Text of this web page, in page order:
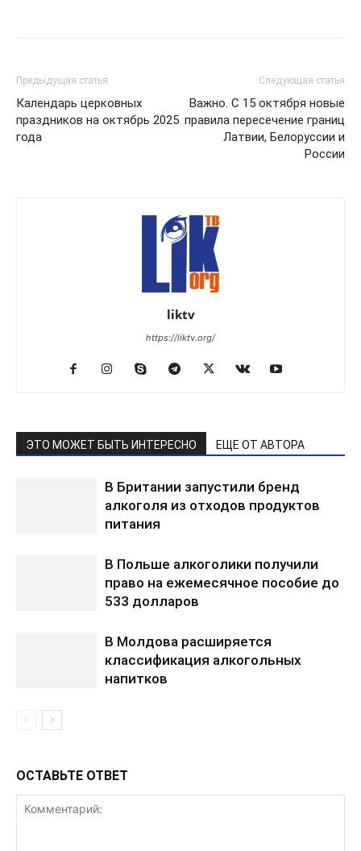
Предыдущая статья
Календарь церковных
праздников на октябрь 2025
года
Следующая статья
Важно. С 15 октября новые
правила пересечение границ
Латвии, Белоруссии и
России
liktv
https://liktv.org/
ЭТО МОЖЕТ БЫТЬ ИНТЕРЕСНО ЕЩЕ ОТ АВТОРА
В Британии запустили бренд
алкоголя из отходов продуктов
питания
В Польше алкоголики получили
право на ежемесячное пособие до
533 долларов
В Молдова расширяется
классификация алкогольных
напитков
ОСТАВЬТЕ ОТВЕТ